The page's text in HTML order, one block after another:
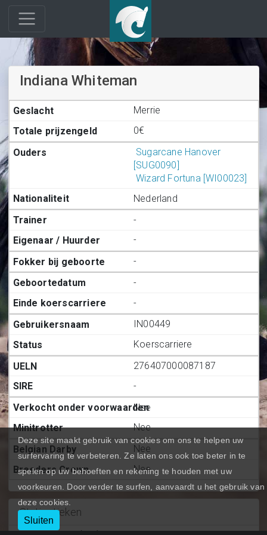
Indiana Whiteman
Merrie
0€
Sugarcane Hanover
[SUG0090]
Wizard Fortuna [WI00023]
Nederland
-
-
-
-
-
IN00449
Koerscarriere
276407000087187
-
Nee
Nee
Nee
Nee
Statiestieken
Deze site maakt gebruik van cookies om ons te helpen uw
surfervaring te verbeteren. Ze laten ons ook toe beter in te
spelen op uw behoeften en rekening te houden met uw
voorkeuren. Door verder te surfen, aanvaardt u het gebruik van
deze cookies.
Sluiten